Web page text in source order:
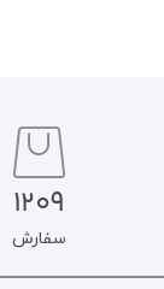
1209
سفارش